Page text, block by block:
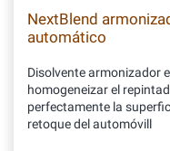
NextBlend
automático
Disolvente armonizador
homogeneizar el
perfectamente la
retoque del automóvill